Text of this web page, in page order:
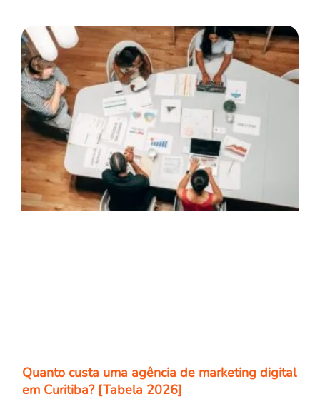
Quanto custa uma agência de marketing digital
em Curitiba? [Tabela 2026]